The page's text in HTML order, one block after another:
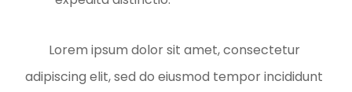
Lorem ipsum dolor sit amet, consectetur
adipiscing elit, sed do eiusmod tempor incididunt